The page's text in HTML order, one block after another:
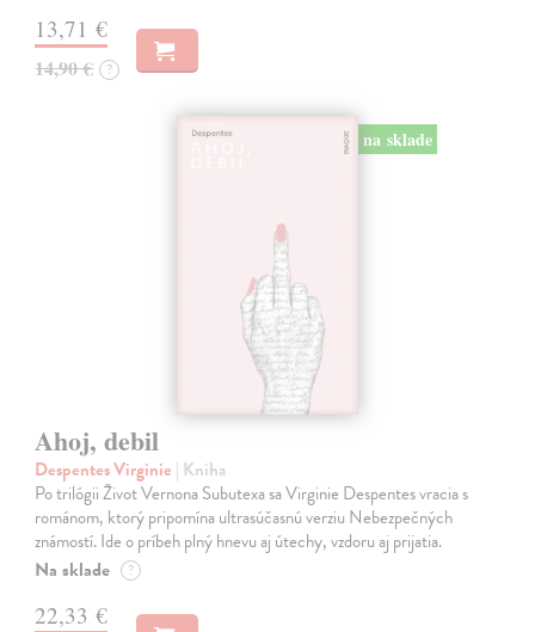
13,71 €
14,90 € ?
na sklade
Ahoj, debil
Despentes Virginie | Kniha
Po trilógii Život Vernona Subutexa sa Virginie Despentes vracia s
románom, ktorý pripomína ultrasúčasnú verziu Nebezpečných
známostí. Ide o príbeh plný hnevu aj útechy, vzdoru aj prijatia.
Na sklade ?
22,33 €